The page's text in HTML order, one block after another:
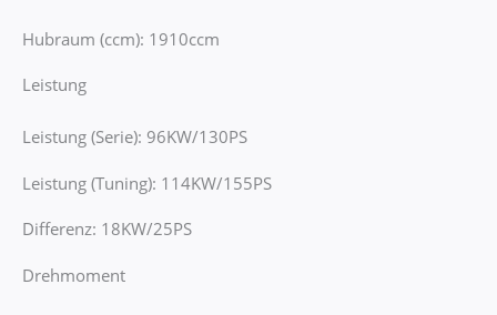
Hubraum (ccm): 1910ccm
Leistung
Leistung (Serie): 96KW/130PS
Leistung (Tuning): 114KW/155PS
Differenz: 18KW/25PS
Drehmoment